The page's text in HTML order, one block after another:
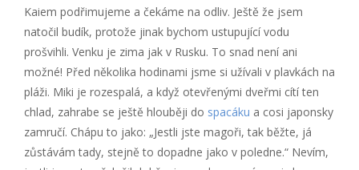
Kaiem podřimujeme a čekáme na odliv. Ještě že jsem
natočil budík, protože jinak bychom ustupující vodu
prošvihli. Venku je zima jak v Rusku. To snad není ani
možné! Před několika hodinami jsme si užívali v plavkách na
pláži. Miki je rozespalá, a když otevřenými dveřmi cítí ten
chlad, zahrabe se ještě hlouběji do spacáku a cosi japonsky
zamručí. Chápu to jako: „Jestli jste magoři, tak běžte, já
zůstávám tady, stejně to dopadne jako v poledne.“ Nevím,